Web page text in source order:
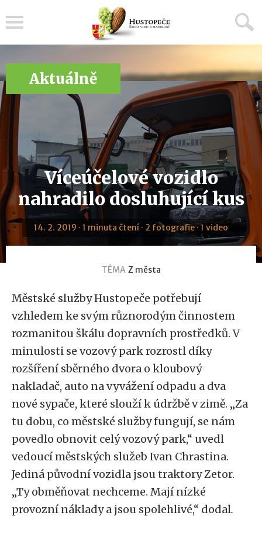
Aktuálně
Víceúčelové vozidlo
nahradilo dosluhující kus
14. 2. 2019 · 1 minuta čtení · 2 fotografie · 1 video
TÉMA Z města
Městské služby Hustopeče potřebují
vzhledem ke svým různorodým činnostem
rozmanitou škálu dopravních prostředků. V
minulosti se vozový park rozrostl díky
rozšíření sběrného dvora o kloubový
nakladač, auto na vyvážení odpadu a dva
nové sypače, které slouží k údržbě v zimě. „Za
tu dobu, co městské služby fungují, se nám
povedlo obnovit celý vozový park,“ uvedl
vedoucí městských služeb Ivan Chrastina.
Jediná původní vozidla jsou traktory Zetor.
„Ty obměňovat nechceme. Mají nízké
provozní náklady a jsou spolehlivé,“ dodal.